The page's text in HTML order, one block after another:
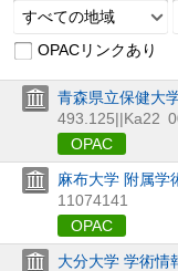
すべての地域
OPACリンクあり
青森県立保健大
493.125||Ka22
OPAC
麻布大学 附属学
11074141
OPAC
大分大学 学術情